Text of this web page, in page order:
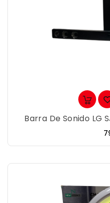
Barra De Sonido LG